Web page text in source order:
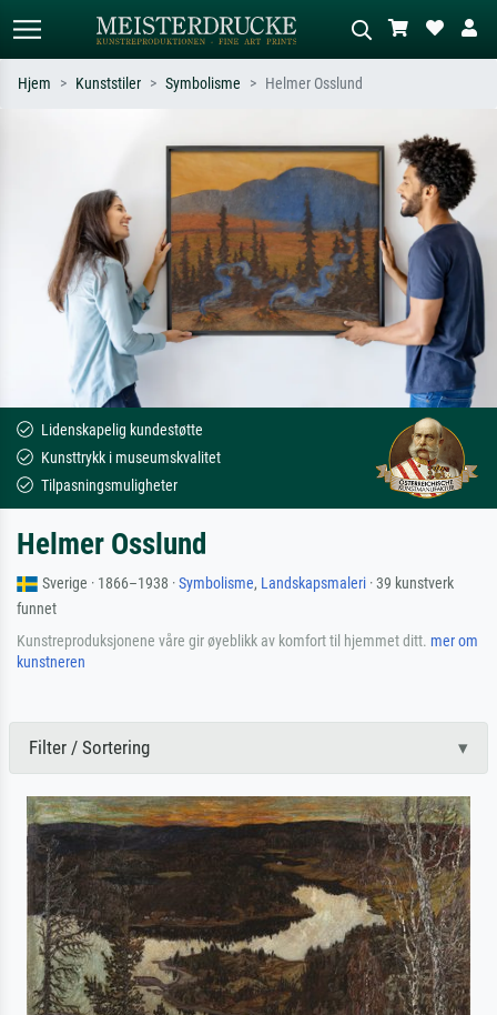
Søk etter kunstner, tittel eller stil – for
eksempel Monet, Stjernenatt,
impresjonisme, Hokusai-bølgen, akt.
Beskriv scenen – for eksempel grønn
eng, abstrakt med mye rødt, mørkt
oljemaleri, stående akt ved et tre.
Hjem Kunststiler Symbolisme Helmer Osslund
Lidenskapelig kundestøtte
Kunsttrykk i museumskvalitet
Tilpasningsmuligheter
Helmer Osslund
Sverige · 1866–1938 ·Symbolisme, Landskapsmaleri · 39 kunstverk
funnet
Kunstreproduksjonene våre gir øyeblikk av komfort til hjemmet ditt. mer om
kunstneren
Filter / Sortering